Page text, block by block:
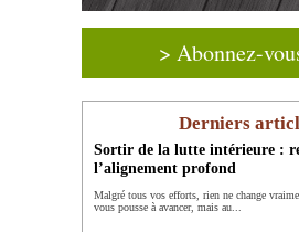
> Abonnez-
Derniers
Sortir de la lutte intérieure :
l’alignement profond
Malgré tous vos efforts, rien ne change
vous pousse à avancer, mais au...